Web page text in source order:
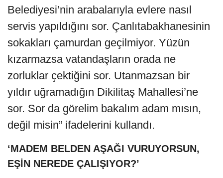
Belediyesi’nin arabalarıyla evlere nasıl
servis yapıldığını sor. Çanlıtabakhanesinin
sokakları çamurdan geçilmiyor. Yüzün
kızarmazsa vatandaşların orada ne
zorluklar çektiğini sor. Utanmazsan bir
yıldır uğramadığın Dikilitaş Mahallesi’ne
sor. Sor da görelim bakalım adam mısın,
değil misin” ifadelerini kullandı.
‘MADEM BELDEN AŞAĞI VURUYORSUN,
EŞİN NEREDE ÇALIŞIYOR?’